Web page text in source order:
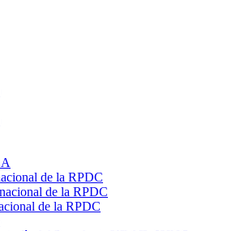
de la RPDC
de la RPDC
de la RPDC